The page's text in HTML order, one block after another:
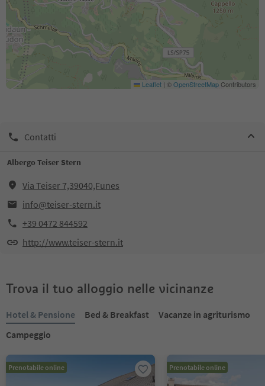
Leaflet | ©OpenStreetMapContributors
Contatti
Albergo Teiser Stern
Via Teiser 7,39040,Funes
info@teiser-stern.it
+39 0472 844592
http://www.teiser-stern.it
Trova il tuo alloggio nelle vicinanze
Hotel & Pensione Bed & Breakfast
Vacanze in agriturismo
Campeggio
Prenotabile online Prenotabile online